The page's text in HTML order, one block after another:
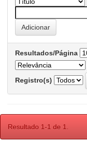
Resultados/Página
Registro(s)
Resultado 1-1 de 1.